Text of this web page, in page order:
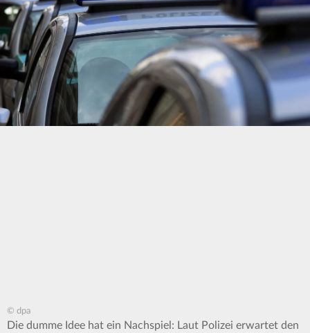
© dpa
Die dumme Idee hat ein Nachspiel: Laut Polizei erwartet den